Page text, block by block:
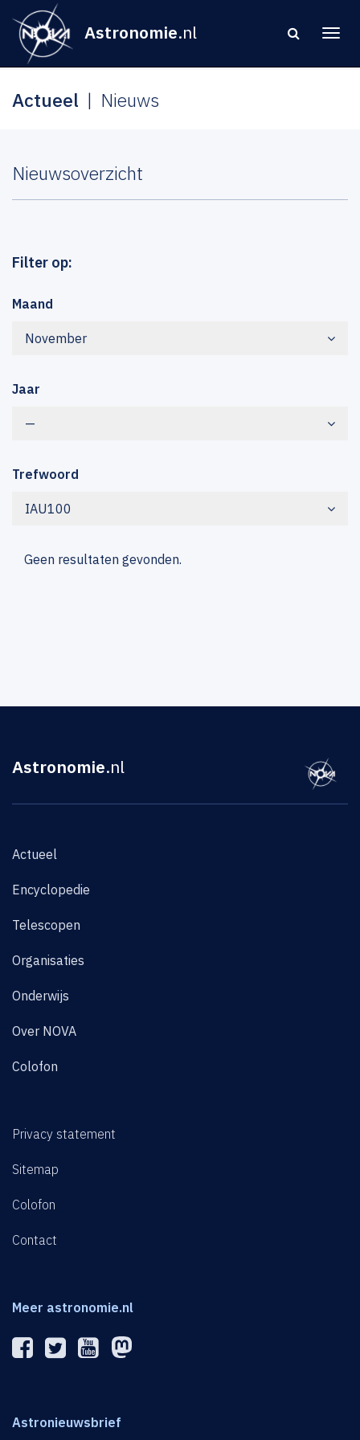
Astronomie.nl
Actueel Nieuws
Nieuwsoverzicht
Filter op:
Maand
November
Jaar
—
Trefwoord
IAU100
Geen resultaten gevonden.
Astronomie.nl
Actueel
Encyclopedie
Telescopen
Organisaties
Onderwijs
Over NOVA
Colofon
Privacy statement
Sitemap
Colofon
Contact
Meer astronomie.nl
Astronieuwsbrief